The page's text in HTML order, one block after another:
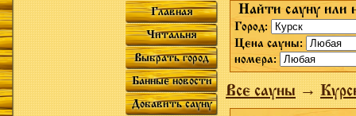
Главная
Читальня
Выбрать город
Банные новости
Добавить сауну
Найти сауну или
Город:
Цена сауны:
номера:
Все сауны→